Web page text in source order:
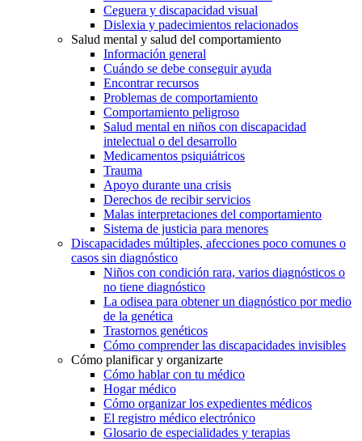
Ceguera y discapacidad visual
Dislexia y padecimientos relacionados
Salud mental y salud del comportamiento
Información general
Cuándo se debe conseguir ayuda
Encontrar recursos
Problemas de comportamiento
Comportamiento peligroso
Salud mental en niños con discapacidad
intelectual o del desarrollo
Medicamentos psiquiátricos
Trauma
Apoyo durante una crisis
Derechos de recibir servicios
Malas interpretaciones del comportamiento
Sistema de justicia para menores
Discapacidades múltiples, afecciones poco comunes o
casos sin diagnóstico
Niños con condición rara, varios diagnósticos o
no tiene diagnóstico
La odisea para obtener un diagnóstico por medio
de la genética
Trastornos genéticos
Cómo comprender las discapacidades invisibles
Cómo planificar y organizarte
Cómo hablar con tu médico
Hogar médico
Cómo organizar los expedientes médicos
El registro médico electrónico
Glosario de especialidades y terapias